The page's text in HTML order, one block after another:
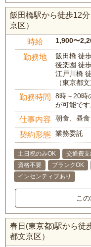
飯田橋駅から徒歩12
京区）
時給 1,900〜
勤務地
飯田橋 徒
後楽園 徒
江戸川橋
（東京都
勤務時間
8時～20時
が可能で
仕事内容 朝食、昼
契約形態 業務委託
土日祝のみOK 交通費
資格不要
ブランクOK
インセンティブあり
こ
春日(東京都)駅から徒
都文京区）